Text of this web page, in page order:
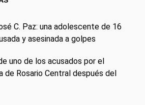
C. Paz: una adolescente de 16
y asesinada a golpes
uno de los acusados por el
de Rosario Central después del